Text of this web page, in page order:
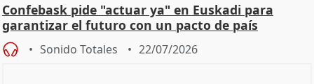
Confebask pide "actuar ya" en Euskadi para
garantizar el futuro con un pacto de país
Sonido Totales 22/07/2026